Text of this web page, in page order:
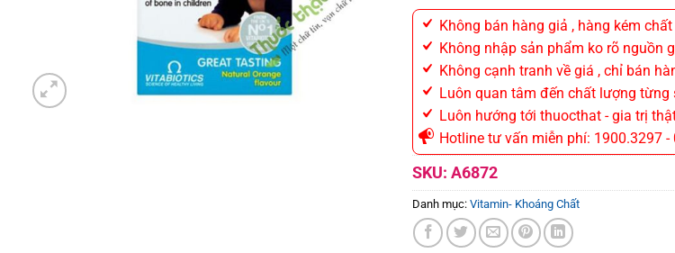
Không bán hàng giả , hàng kém
Không nhập sản phẩm ko rõ nguồn
Không cạnh tranh về giá , chỉ bán
Luôn quan tâm đến chất lượng từng
Luôn hướng tới thuocthat - gia trị
Hotline tư vấn miễn phí: 1900.3297 -
SKU: A6872
Danh mục: Vitamin- Khoáng Chất